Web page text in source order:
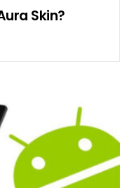
Skin?